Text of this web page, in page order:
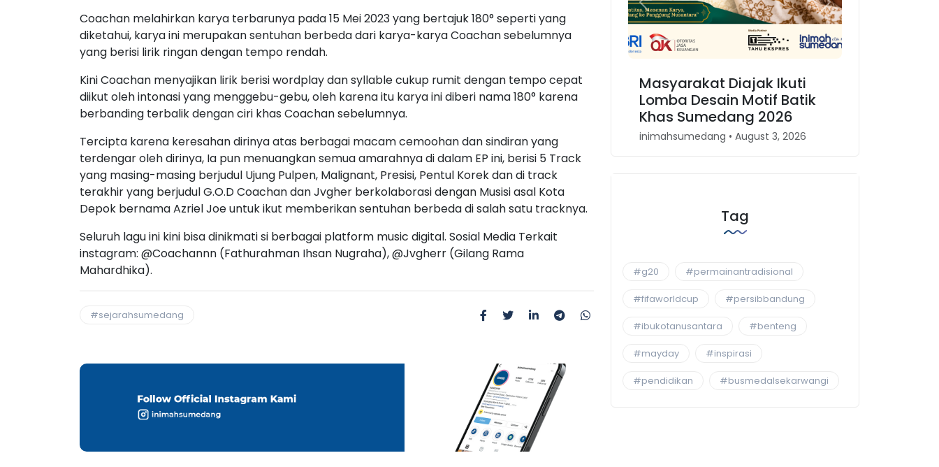
Coachan melahirkan karya terbarunya pada 15 Mei 2023 yang bertajuk 180° seperti yang
diketahui, karya ini merupakan sentuhan berbeda dari karya-karya Coachan sebelumnya
yang berisi lirik ringan dengan tempo rendah.
Kini Coachan menyajikan lirik berisi wordplay dan syllable cukup rumit dengan tempo cepat
diikut oleh intonasi yang menggebu-gebu, oleh karena itu karya ini diberi nama 180° karena
berbanding terbalik dengan ciri khas Coachan sebelumnya.
Tercipta karena keresahan dirinya atas berbagai macam cemoohan dan sindiran yang
terdengar oleh dirinya, Ia pun menuangkan semua amarahnya di dalam EP ini, berisi 5 Track
yang masing-masing berjudul Ujung Pulpen, Malignant, Presisi, Pentul Korek dan di track
terakhir yang berjudul G.O.D Coachan dan Jvgher berkolaborasi dengan Musisi asal Kota
Depok bernama Azriel Joe untuk ikut memberikan sentuhan berbeda di salah satu tracknya.
Seluruh lagu ini kini bisa dinikmati si berbagai platform music digital. Sosial Media Terkait
instagram: @Coachannn (Fathurahman Ihsan Nugraha), @Jvgherr (Gilang Rama
Mahardhika).
#sejarahsumedang
Masyarakat Diajak Ikuti
Lomba Desain Motif Batik
Khas Sumedang 2026
inimahsumedang • August 3, 2026
Previous Next
Tag
#g20 #permainantradisional
#fifaworldcup #persibbandung
#ibukotanusantara #benteng
#mayday #inspirasi
#pendidikan #busmedalsekarwangi